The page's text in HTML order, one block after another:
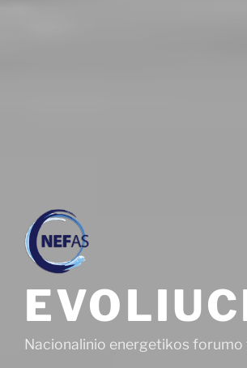
Nacionalinio energetikos